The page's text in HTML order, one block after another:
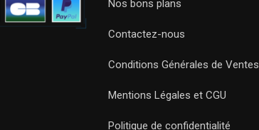
Nos bons plans
Contactez-nous
Conditions Générales de Ventes
Mentions Légales et CGU
Politique de confidentialité